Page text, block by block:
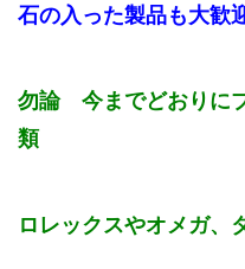
石の入った製品も大歓
勿論 今までどおりに
類
ロレックスやオメガ、